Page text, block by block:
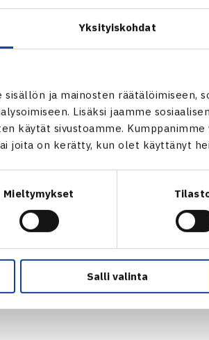
Yksityiskohdat
ja mainosten räätälöimiseen,
Lisäksi jaamme
käytät sivustoamme.
joita on kerätty, kun olet käyttänyt
Mieltymykset
Salli valinta
sisäpelikaudelle 2007-2008
muutosanomus sisäpelikausi 07-
puh (09) 3417 1532 Elmo Viljanen tai
Seuraava